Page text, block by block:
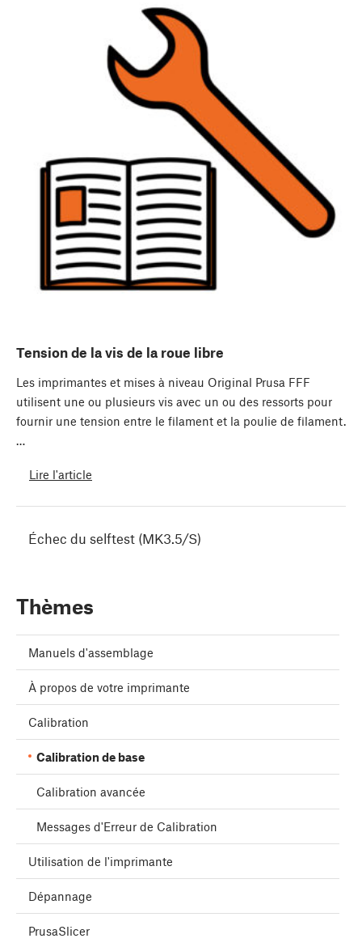
Tension de la vis de la roue libre
Les imprimantes et mises à niveau Original Prusa FFF
utilisent une ou plusieurs vis avec un ou des ressorts pour
fournir une tension entre le filament et la poulie de filament.
…
Lire l'article
Échec du selftest (MK3.5/S)
Thèmes
Manuels d'assemblage
À propos de votre imprimante
Calibration
Calibration de base
Calibration avancée
Messages d'Erreur de Calibration
Utilisation de l'imprimante
Dépannage
PrusaSlicer